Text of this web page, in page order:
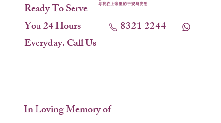
Ready To Serve
You 24 Hours
Everyday. Call Us
8321 2244
In Loving Memory of